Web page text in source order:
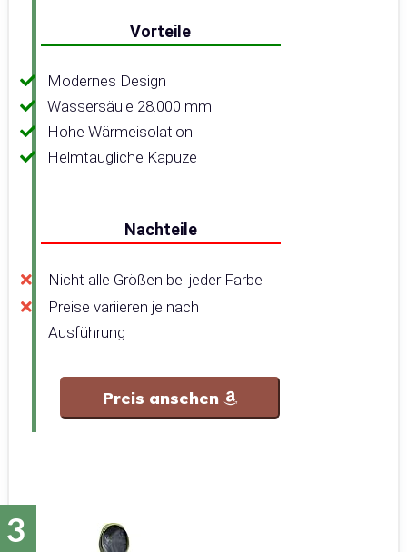
Vorteile
Modernes Design
Wassersäule 28.000 mm
Hohe Wärmeisolation
Helmtaugliche Kapuze
Nachteile
Nicht alle Größen bei jeder Farbe
Preise variieren je nach
Ausführung
Preis ansehen